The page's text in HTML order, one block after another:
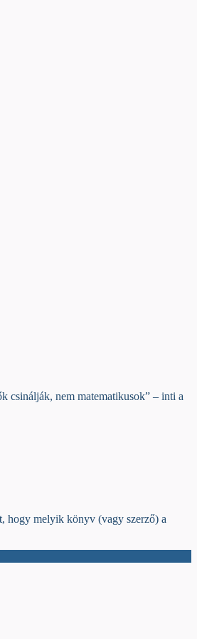
csinálják, nem matematikusok” – inti a
hogy melyik könyv (vagy szerző) a